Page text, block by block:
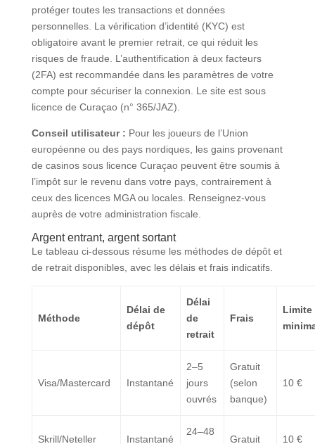
protéger toutes les transactions et données
personnelles. La vérification d’identité (KYC) est
obligatoire avant le premier retrait, ce qui réduit les
risques de fraude. L’authentification à deux facteurs
(2FA) est recommandée dans les paramètres de votre
compte pour sécuriser la connexion. Le site est sous
licence de Curaçao (n° 365/JAZ).
Conseil utilisateur : Pour les joueurs de l’Union
européenne ou des pays nordiques, les gains provenant
de casinos sous licence Curaçao peuvent être soumis à
l’impôt sur le revenu dans votre pays, contrairement à
ceux des licences MGA ou locales. Renseignez-vous
auprès de votre administration fiscale.
Argent entrant, argent sortant
Le tableau ci-dessous résume les méthodes de dépôt et
de retrait disponibles, avec les délais et frais indicatifs.
Méthode
Délai de
dépôt
Délai
de
retrait
Frais
Limite
Visa/Mastercard Instantané
2–5
jours
ouvrés
Gratuit
(selon
banque)
10 €
Skrill/Neteller Instantané
24–48
Gratuit 10 €